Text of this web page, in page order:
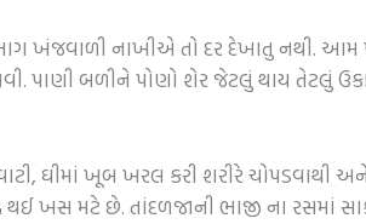
ખંજવાળી નાખીએ તો દર દેખાતુ નથી.
પાણી બળીને પોણો શેર જેટલું થાય તેટલું
ઘીમાં ખૂબ ખરલ કરી શરીરે ચોપડવાથી
ખસ મટે છે. તાંદળજાની ભાજી ના રસમાં